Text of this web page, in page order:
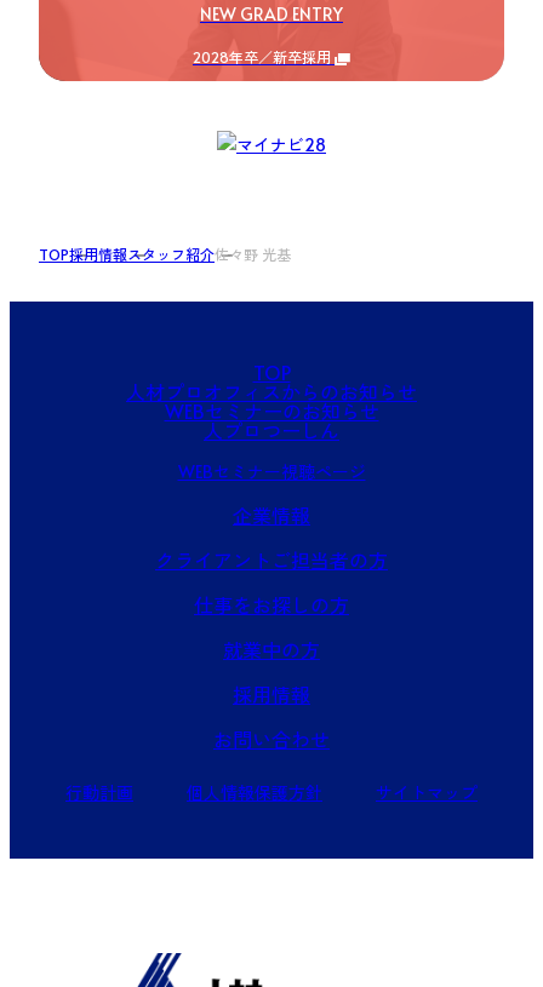
NEW GRAD ENTRY
2028年卒／新卒採用
TOP採用情報スタッフ紹介佐々野 光基
TOP
人材プロオフィスからのお知らせ
WEBセミナーのお知らせ
人プロつーしん
WEBセミナー視聴ページ
行動計画 個人情報保護方針 サイトマップ
企業情報
クライアントご担当者の方
仕事をお探しの方
就業中の方
採用情報
お問い合わせ